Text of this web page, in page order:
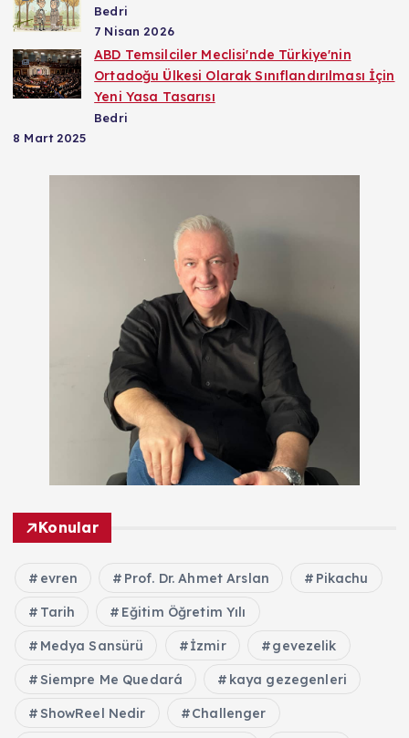
Bedri
7 Nisan 2026
ABD Temsilciler Meclisi'nde Türkiye'nin
Ortadoğu Ülkesi Olarak Sınıflandırılması İçin
Yeni Yasa Tasarısı
Bedri
8 Mart 2025
Konular
evren Prof. Dr. Ahmet Arslan Pikachu
Tarih Eğitim Öğretim Yılı
Medya Sansürü İzmir gevezelik
Siempre Me Quedará kaya gezegenleri
ShowReel Nedir Challenger